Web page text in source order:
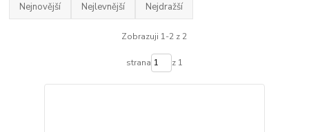
Nejnovější Nejlevnější Nejdražší
Zobrazuji 1-2 z 2
strana z 1